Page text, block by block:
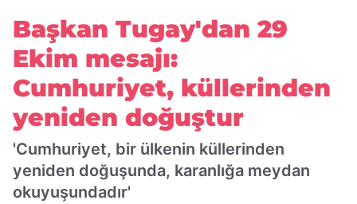
Başkan Tugay'dan 29
Ekim mesajı:
Cumhuriyet, küllerinden
yeniden doğuştur
'Cumhuriyet, bir ülkenin küllerinden
yeniden doğuşunda, karanlığa meydan
okuyuşundadır'